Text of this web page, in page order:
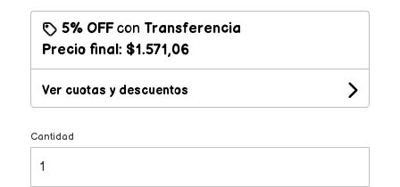
5% OFFcon Transferencia
Precio final: $1.571,06
Ver cuotas y descuentos
Cantidad